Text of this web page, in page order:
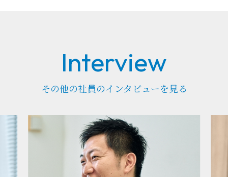
その他の社員のインタビューを見る